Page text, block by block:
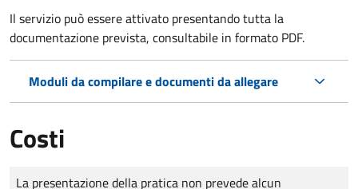
Il servizio può essere attivato presentando tutta la
documentazione prevista, consultabile in formato PDF.
Moduli da compilare e documenti da allegare
Costi
Tipo di pagamento
Importo
La presentazione della pratica non prevede alcun